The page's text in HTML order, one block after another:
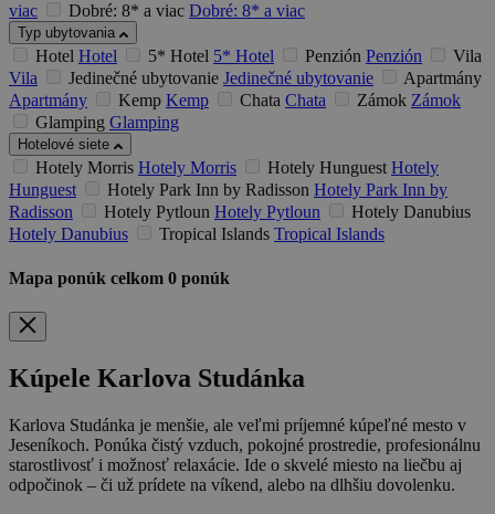
viac
Dobré: 8* a viac Dobré: 8* a viac
Typ ubytovania
Hotel Hotel 5* Hotel 5* Hotel Penzión Penzión
Vila
Vila
Jedinečné ubytovanie Jedinečné ubytovanie
Apartmány
Apartmány
Kemp Kemp Chata Chata Zámok Zámok
Glamping Glamping
Hotelové siete
Hotely Morris Hotely Morris Hotely Hunguest Hotely
Hunguest
Hotely Park Inn by Radisson Hotely Park Inn by
Radisson
Hotely Pytloun Hotely Pytloun
Hotely Danubius
Hotely Danubius
Tropical Islands Tropical Islands
Mapa ponúk celkom 0 ponúk
Kúpele Karlova Studánka
Karlova Studánka je menšie, ale veľmi príjemné kúpeľné mesto v
Jeseníkoch. Ponúka čistý vzduch, pokojné prostredie, profesionálnu
starostlivosť i možnosť relaxácie. Ide o skvelé miesto na liečbu aj
odpočinok – či už prídete na víkend, alebo na dlhšiu dovolenku.